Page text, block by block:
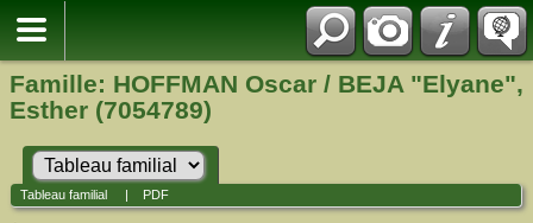
Famille: HOFFMAN Oscar / BEJA "Elyane",
Esther (7054789)
Tableau familial PDF